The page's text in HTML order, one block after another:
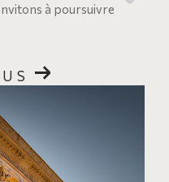
à poursuivre